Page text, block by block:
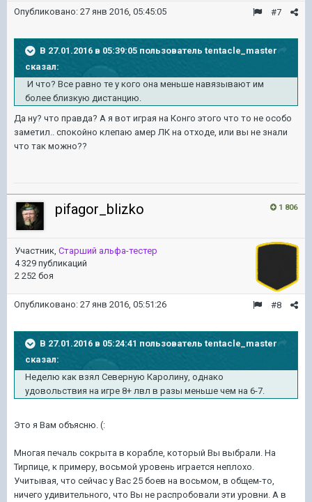
#7
Опубликовано: 27 янв 2016, 05:45:05
В 27.01.2016 в 05:39:05 пользователь tentacle_master
сказал:
И что? Все равно те у кого она меньше навязывают им
более близкую дистанцию.
Да ну? что правда? А я вот играя на Конго этого что то не особо
заметил.. спокойно клепаю амер ЛК на отходе, или вы не знали
что так можно??
1 806
pifagor_blizko
Участник, Старший альфа-тестер
4 329 публикаций
2 252 боя
#8
Опубликовано: 27 янв 2016, 05:51:26
В 27.01.2016 в 05:24:41 пользователь tentacle_master
сказал:
Неделю как взял Северную Каролину, однако
удовольствия на игре 8+ лвл в разы меньше чем на 6-7.
Это я Вам объясню. (:
Многая печаль сокрыта в корабле, который Вы выбрали. На
Тирпице, к примеру, восьмой уровень играется неплохо.
Учитывая, что сейчас у Вас 25 боев на восьмом, в общем-то,
ничего удивительного, что Вы не распробовали эти уровни. А в